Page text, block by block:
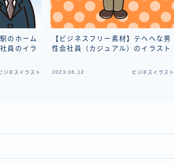
のホーム
員のイラ
ジネスイラスト
【ビジネスフリー素材】テヘヘな男
性会社員（カジュアル）のイラスト
2023.06.12 ビジネスイラスト